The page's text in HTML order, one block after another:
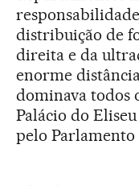
distribuição de
direita e da
enorme
dominava todos
Palácio do
pelo Parlamento